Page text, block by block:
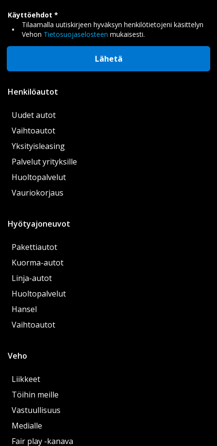
Käyttöehdot
Tilaamalla uutiskirjeen hyväksyn henkilötietojeni käsittelyn
Vehon Tietosuojaselosteen mukaisesti.
Lähetä
Henkilöautot
Uudet autot
Vaihtoautot
Yksityisleasing
Palvelut yrityksille
Huoltopalvelut
Vauriokorjaus
Hyötyajoneuvot
Pakettiautot
Kuorma-autot
Linja-autot
Huoltopalvelut
Hansel
Vaihtoautot
Veho
Liikkeet
Töihin meille
Vastuullisuus
Medialle
Fair play -kanava